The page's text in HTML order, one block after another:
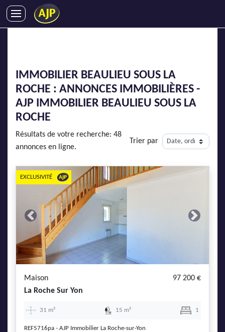
SYNDIC
LMNP
IMMOBILIER NEUF
LOCATIONS DE VACANCES
DEVENIR FRANCHISÉ
AJP Recrute
AJP Actualités
Service Qualité Clients
IMMOBILIER BEAULIEU SOUS LA
ROCHE : ANNONCES IMMOBILIÈRES -
AJP IMMOBILIER BEAULIEU SOUS LA
ROCHE
Résultats de votre recherche: 48
annonces en ligne.
Trier par
Previous Next
EXCLUSIVITÉ
Maison
97 200 €
La Roche Sur Yon
31 m² 15 m² 1
REF5716pa - AJP Immobilier La Roche-sur-Yon